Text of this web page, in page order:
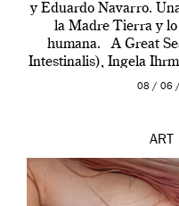
y Eduardo Navarro.
la Madre Tierra y lo
humana. A Great
Intestinalis), Ingela
Madrid
08 / 06
ART